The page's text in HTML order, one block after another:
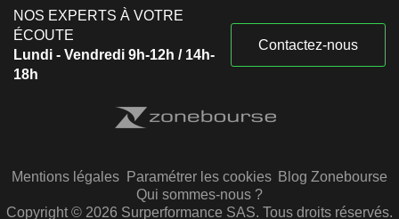
NOS EXPERTS À VOTRE
ÉCOUTE
Lundi - Vendredi 9h-12h / 14h-
18h
Contactez-nous
Mentions légales Paramétrer les cookies Blog Zonebourse
Qui sommes-nous ?
Copyright © 2026 Surperformance SAS. Tous droits réservés.